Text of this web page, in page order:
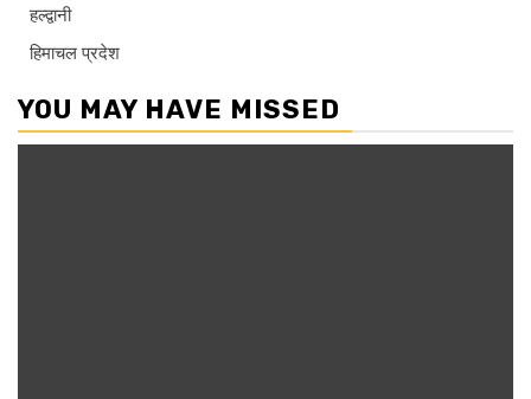
हल्द्वानी
हिमाचल प्रदेश
YOU MAY HAVE MISSED